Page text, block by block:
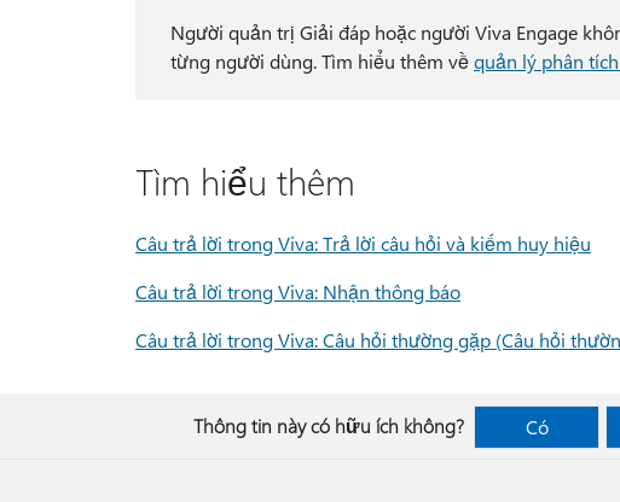
Người quản trị Giải đáp hoặc người Viva Engage
từng người dùng. Tìm hiểu thêm vềquản lý phân
Tìm hiểu thêm
Câu trả lời trong Viva: Trả lời câu hỏi và kiếm huy hiệu
Câu trả lời trong Viva: Nhận thông báo
Câu trả lời trong Viva: Câu hỏi thường gặp (Câu hỏi
Thông tin này có hữu ích không? Có